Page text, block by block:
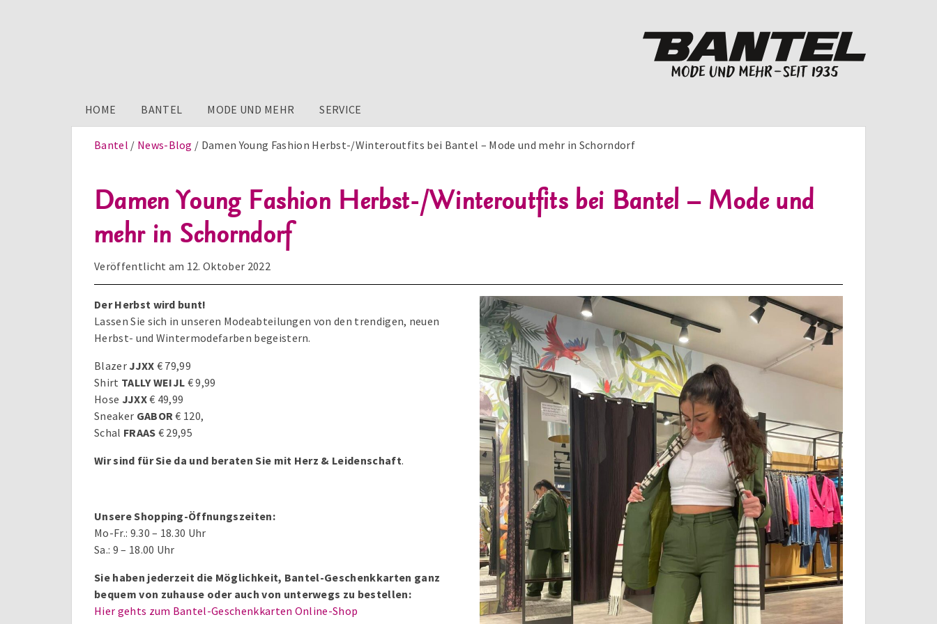
HOME BANTEL MODE UND MEHR SERVICE
Bantel News-Blog Damen Young Fashion Herbst-/Winteroutfits bei Bantel – Mode und mehr in Schorndorf
Damen Young Fashion Herbst-/Winteroutfits bei Bantel – Mode und
mehr in Schorndorf
Veröffentlicht am 12. Oktober 2022
Der Herbst wird bunt!
Lassen Sie sich in unseren Modeabteilungen von den trendigen, neuen
Herbst- und Wintermodefarben begeistern.
Blazer JJXX € 79,99
Shirt TALLY WEIJL € 9,99
Hose JJXX€ 49,99
Sneaker GABOR € 120,
Schal FRAAS € 29,95
Wir sind für Sie da und beraten Sie mit Herz & Leidenschaft.
Unsere Shopping-Öffnungszeiten:
Mo-Fr.: 9.30 – 18.30 Uhr
Sa.: 9 – 18.00 Uhr
Sie haben jederzeit die Möglichkeit, Bantel-Geschenkkarten ganz
bequem von zuhause oder auch von unterwegs zu bestellen:
Hier gehts zum Bantel-Geschenkkarten Online-Shop